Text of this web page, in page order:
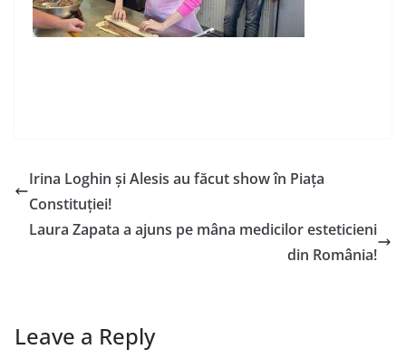
Irina Loghin și Alesis au făcut show în Piața
Constituției!
Laura Zapata a ajuns pe mâna medicilor esteticieni
din România!
Leave a Reply